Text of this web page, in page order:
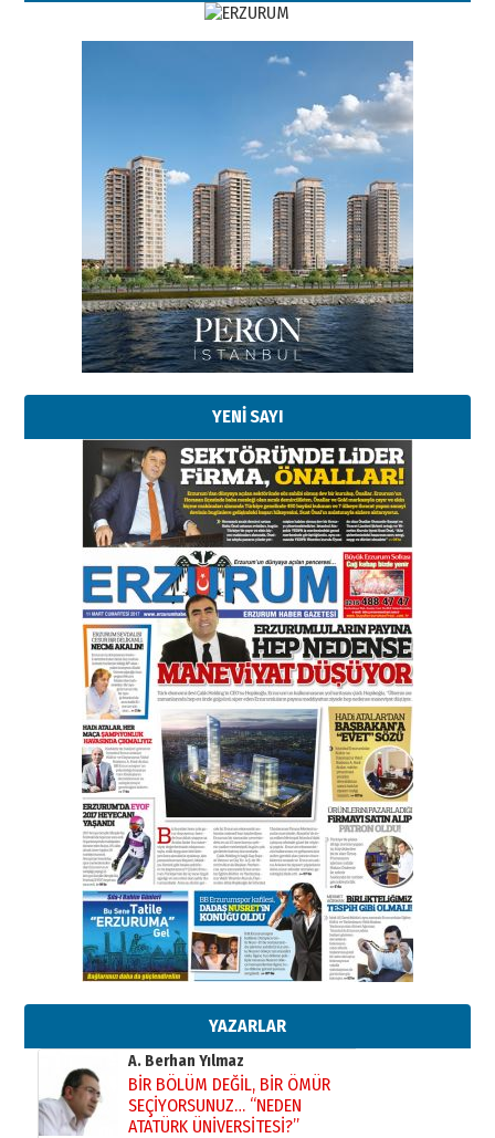
YENİ SAYI
YAZARLAR
Esat BİNDESEN
Başkan Sekmen’den Erzurum’a
bir vizyon proje daha!
02 Ağustos 2026 Pazar
Kadir SABUNCUOĞLU
Erzurumspor’un köşe taşları
29 Haziran 2026 Pazartesi
Kenan GÜLERCİ
Murat Şahsuvaroğlu ERKON’da
çıtayı yukarı taşırken,
yönetimdekiler aşağı
çekmemeli!
17 Şubat 2026 SalıOrhan BOZKURT
Bir fotoğraf, bir şehir, bir
A. Berhan Yılmaz
BİR BÖLÜM DEĞİL, BİR ÖMÜR
SEÇİYORSUNUZ… “NEDEN
ATATÜRK ÜNİVERSİTESİ?”